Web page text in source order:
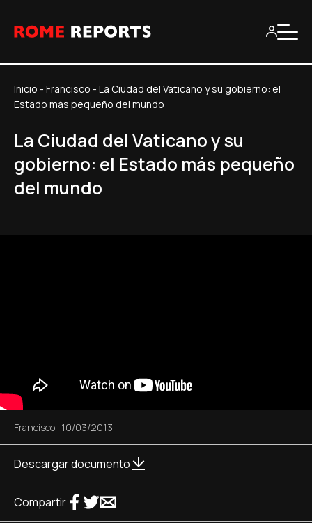
Inicio - Francisco - La Ciudad del Vaticano y su gobierno: el
Estado más pequeño del mundo
La Ciudad del Vaticano y su
gobierno: el Estado más pequeño
del mundo
Francisco | 10/03/2013
Descargar documento
Compartir